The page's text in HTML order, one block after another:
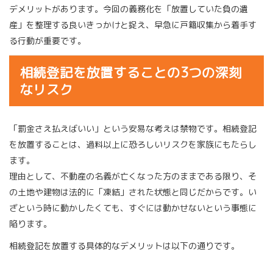
デメリットがあります。今回の義務化を「放置していた負の遺
産」を整理する良いきっかけと捉え、早急に戸籍収集から着手す
る行動が重要です。
相続登記を放置することの3つの深刻
なリスク
「罰金さえ払えばいい」という安易な考えは禁物です。相続登記
を放置することは、過料以上に恐ろしいリスクを家族にもたらし
ます。
理由として、不動産の名義が亡くなった方のままである限り、そ
の土地や建物は法的に「凍結」された状態と同じだからです。い
ざという時に動かしたくても、すぐには動かせないという事態に
陥ります。
相続登記を放置する具体的なデメリットは以下の通りです。